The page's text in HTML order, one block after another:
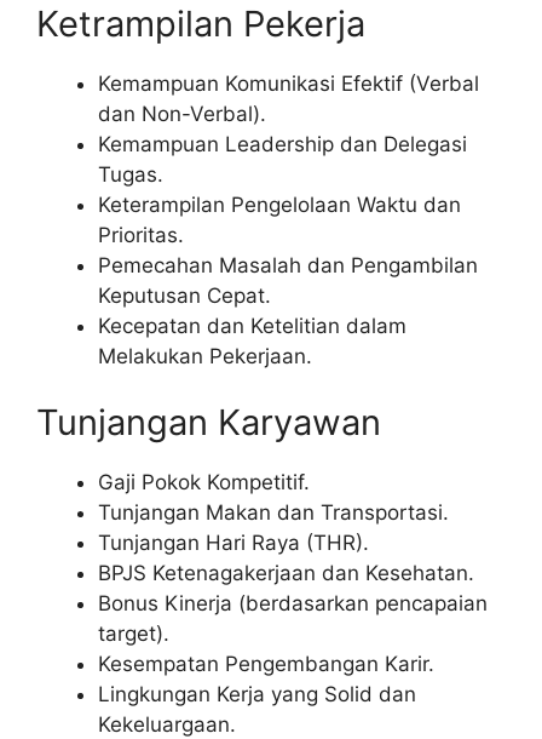
Ketrampilan Pekerja
Kemampuan Komunikasi Efektif (Verbal
dan Non-Verbal).
Kemampuan Leadership dan Delegasi
Tugas.
Keterampilan Pengelolaan Waktu dan
Prioritas.
Pemecahan Masalah dan Pengambilan
Keputusan Cepat.
Kecepatan dan Ketelitian dalam
Melakukan Pekerjaan.
Tunjangan Karyawan
Gaji Pokok Kompetitif.
Tunjangan Makan dan Transportasi.
Tunjangan Hari Raya (THR).
BPJS Ketenagakerjaan dan Kesehatan.
Bonus Kinerja (berdasarkan pencapaian
target).
Kesempatan Pengembangan Karir.
Lingkungan Kerja yang Solid dan
Kekeluargaan.